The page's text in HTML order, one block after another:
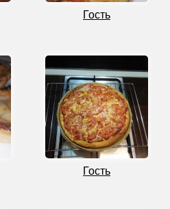
Гость
Гость